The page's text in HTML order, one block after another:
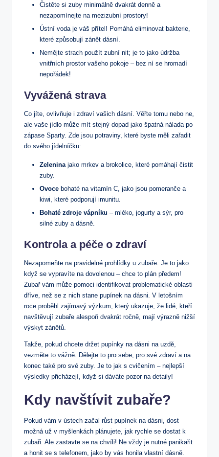
Čistěte si zuby minimálně dvakrát denně a
nezapomínejte na mezizubní prostory!
Ústní voda je váš přítel! Pomáhá eliminovat bakterie,
které způsobují zánět dásní.
Nemějte strach použít zubní nit; je to jako údržba
vnitřních prostor vašeho pokoje – bez ní se hromadí
nepořádek!
Vyvážená strava
Co jíte, ovlivňuje i zdraví vašich dásní. Věřte tomu nebo ne,
ale vaše jídlo může mít stejný dopad jako špatná nálada po
zápase Sparty. Zde jsou potraviny, které byste měli zařadit
do svého jídelníčku:
Zelenina jako mrkev a brokolice, které pomáhají čistit
zuby.
Ovoce bohaté na vitamín C, jako jsou pomeranče a
kiwi, které podporují imunitu.
Bohaté zdroje vápníku – mléko, jogurty a sýr, pro
silné zuby a dásně.
Kontrola a péče o zdraví
Nezapomeňte na pravidelné prohlídky u zubaře. Je to jako
když se vypravíte na dovolenou – chce to plán předem!
Zubař vám může pomoci identifikovat problematické oblasti
dříve, než se z nich stane pupínek na dásni. V letošním
roce proběhl zajímavý výzkum, který ukazuje, že lidé, kteří
navštěvují zubaře alespoň dvakrát ročně, mají výrazně nižší
výskyt zánětů.
Takže, pokud chcete držet pupínky na dásni na uzdě,
vezměte to vážně. Dělejte to pro sebe, pro své zdraví a na
konec také pro své zuby. Je to jak s cvičením – nejlepší
výsledky přicházejí, když si dáváte pozor na detaily!
Kdy navštívit zubaře?
Pokud vám v ústech začal růst pupínek na dásni, dost
možná už v myšlenkách plánujete, jak rychle se dostat k
zubaři. Ale zastavte se na chvíli! Ne vždy je nutné panikařit
a honit se s telefonem, jako by vás honila vlastní dásně.